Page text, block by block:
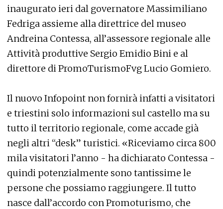
inaugurato ieri dal governatore Massimiliano
Fedriga assieme alla direttrice del museo
Andreina Contessa, all’assessore regionale alle
Attività produttive Sergio Emidio Bini e al
direttore di PromoTurismoFvg Lucio Gomiero.
Il nuovo Infopoint non fornirà infatti a visitatori
e triestini solo informazioni sul castello ma su
tutto il territorio regionale, come accade già
negli altri “desk” turistici. «Riceviamo circa 800
mila visitatori l’anno - ha dichiarato Contessa -
quindi potenzialmente sono tantissime le
persone che possiamo raggiungere. Il tutto
nasce dall’accordo con Promoturismo, che